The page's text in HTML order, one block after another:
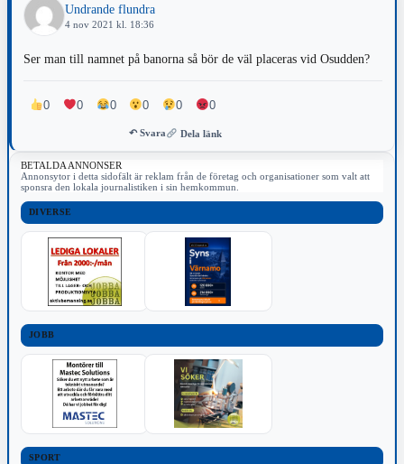
Undrande flundra
4 nov 2021 kl. 18:36
Ser man till namnet på banorna så bör de väl placeras vid Osudden?
0 0 0 0 0 0
↶ Svara Dela länk
BETALDA ANNONSER
Annonsytor i detta sidofält är reklam från de företag och organisationer som valt att
sponsra den lokala journalistiken i sin hemkommun.
DIVERSE
JOBB
SPORT